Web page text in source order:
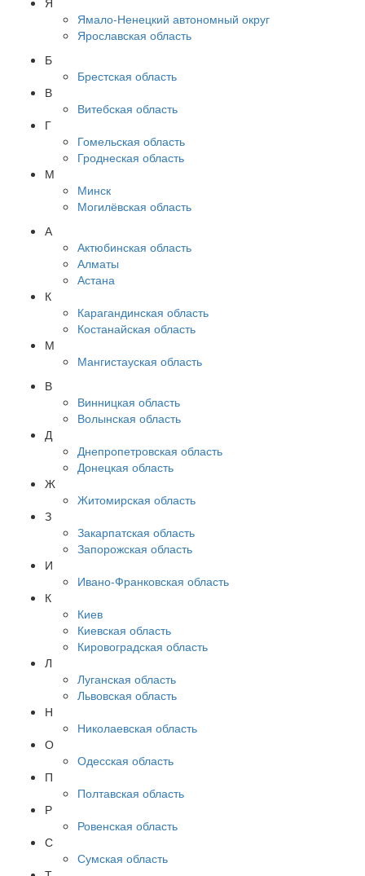
Ямало-Ненецкий автономный округ
Ярославская область
Б
Брестская область
В
Витебская область
Г
Гомельская область
Гроднеская область
М
Минск
Могилёвская область
А
Актюбинская область
Алматы
Астана
К
Карагандинская область
Костанайская область
М
Мангистауская область
В
Винницкая область
Волынская область
Д
Днепропетровская область
Донецкая область
Ж
Житомирская область
З
Закарпатская область
Запорожская область
И
Ивано-Франковская область
К
Киев
Киевская область
Кировоградская область
Л
Луганская область
Львовская область
Н
Николаевская область
О
Одесская область
П
Полтавская область
Р
Ровенская область
С
Сумская область